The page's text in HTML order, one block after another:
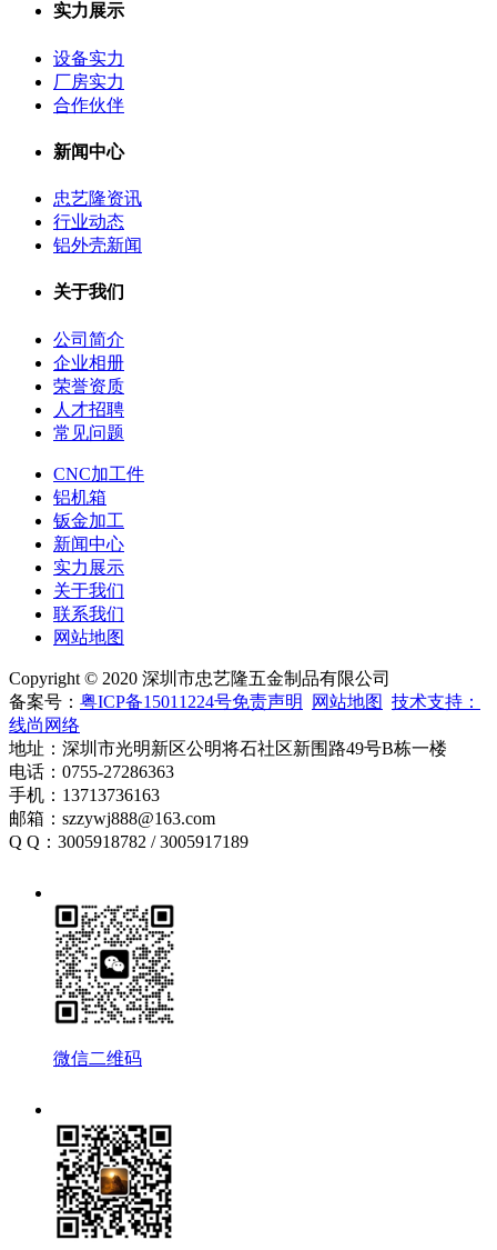
实力展示
设备实力
厂房实力
合作伙伴
新闻中心
忠艺隆资讯
行业动态
铝外壳新闻
关于我们
公司简介
企业相册
荣誉资质
人才招聘
常见问题
CNC加工件
铝机箱
钣金加工
新闻中心
实力展示
关于我们
联系我们
网站地图
Copyright © 2020 深圳市忠艺隆五金制品有限公司
备案号： 粤ICP备15011224号免责声明 网站地图 技术支持：
线尚网络
地址：深圳市光明新区公明将石社区新围路49号B栋一楼
电话：0755-27286363
手机：13713736163
邮箱：szzywj888@163.com
Q Q：3005918782 / 3005917189
微信二维码